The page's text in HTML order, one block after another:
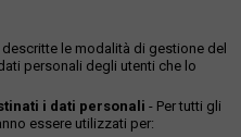
le modalità di gestione del
personali degli utenti che lo
i dati personali - Per tutti gli
essere utilizzati per: